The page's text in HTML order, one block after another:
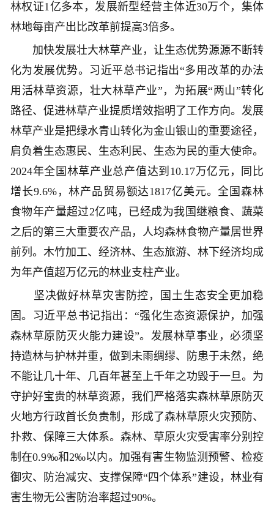
林权证1亿多本，发展新型经营主体近30万个，集体
林地每亩产出比改革前提高3倍多。
加快发展壮大林草产业，让生态优势源源不断转
化为发展优势。习近平总书记指出“多用改革的办法
用活林草资源，壮大林草产业”，为拓展“两山”转化
路径、促进林草产业提质增效指明了工作方向。发展
林草产业是把绿水青山转化为金山银山的重要途径，
肩负着生态惠民、生态利民、生态为民的重大使命。
2024年全国林草产业总产值达到10.17万亿元，同比
增长9.6%，林产品贸易额达1817亿美元。全国森林
食物年产量超过2亿吨，已经成为我国继粮食、蔬菜
之后的第三大重要农产品，人均森林食物产量居世界
前列。木竹加工、经济林、生态旅游、林下经济均成
为年产值超万亿元的林业支柱产业。
坚决做好林草灾害防控，国土生态安全更加稳
固。习近平总书记指出：“强化生态资源保护，加强
森林草原防灭火能力建设”。发展林草事业，必须坚
持造林与护林并重，做到未雨绸缪、防患于未然，绝
不能让几十年、几百年甚至上千年之功毁于一旦。为
守护好宝贵的林草资源，我们严格落实森林草原防灭
火地方行政首长负责制，形成了森林草原火灾预防、
扑救、保障三大体系。森林、草原火灾受害率分别控
制在0.9‰和2‰以内。加强有害生物监测预警、检疫
御灾、防治减灾、支撑保障“四个体系”建设，林业有
害生物无公害防治率超过90%。